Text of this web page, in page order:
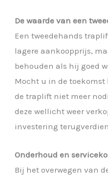
De waarde van een
Een tweedehands
lagere aankoopprijs,
behouden als hij goed
Mocht u in de
de traplift niet meer
deze wellicht weer
investering
Onderhoud en
Bij het overwegen van